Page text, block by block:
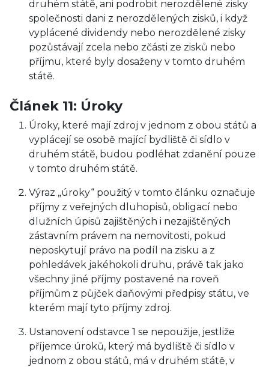
druhém státě, ani podrobit nerozdělené zisky
společnosti dani z nerozdělených zisků, i když
vyplácené dividendy nebo nerozdělené zisky
pozůstávají zcela nebo zčásti ze zisků nebo
příjmu, které byly dosaženy v tomto druhém
státě.
Článek 11: Úroky
Úroky, které mají zdroj v jednom z obou států a
vyplácejí se osobě mající bydliště či sídlo v
druhém státě, budou podléhat zdanění pouze
v tomto druhém státě.
Výraz „úroky“ použitý v tomto článku označuje
příjmy z veřejných dluhopisů, obligací nebo
dlužních úpisů zajištěných i nezajištěných
zástavním právem na nemovitosti, pokud
neposkytují právo na podíl na zisku a z
pohledávek jakéhokoli druhu, právě tak jako
všechny jiné příjmy postavené na roveň
příjmům z půjček daňovými předpisy státu, ve
kterém mají tyto příjmy zdroj.
Ustanovení odstavce 1 se nepoužije, jestliže
příjemce úroků, který má bydliště či sídlo v
jednom z obou států, má v druhém státě, v